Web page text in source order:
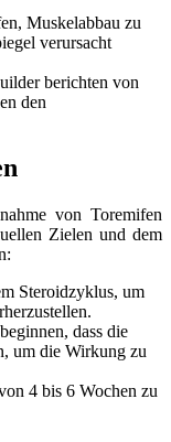
Muskelabbau zu
verursacht
berichten von
den
von Toremifen
Zielen und dem
Steroidzyklus, um
dass die
um die Wirkung zu
4 bis 6 Wochen zu